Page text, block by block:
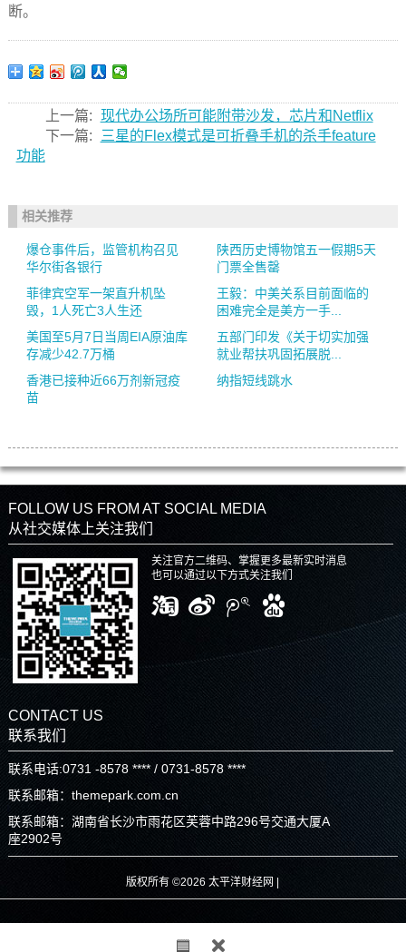
断。
上一篇: 现代办公场所可能附带沙发，芯片和Netflix
下一篇:
三星的Flex模式是可折叠手机的杀手feature
功能
相关推荐
爆仓事件后，监管机构召见
华尔街各银行
陕西历史博物馆五一假期5天
门票全售罄
菲律宾空军一架直升机坠
毁，1人死亡3人生还
王毅：中美关系目前面临的
困难完全是美方一手...
美国至5月7日当周EIA原油库
存减少42.7万桶
五部门印发《关于切实加强
就业帮扶巩固拓展脱...
香港已接种近66万剂新冠疫
苗
纳指短线跳水
FOLLOW US FROM AT SOCIAL MEDIA
从社交媒体上关注我们
关注官方二维码、掌握更多最新实时消息
也可以通过以下方式关注我们
CONTACT US
联系我们
联系电话:0731 -8578 **** / 0731-8578 ****
联系邮箱：themepark.com.cn
联系邮箱：湖南省长沙市雨花区芙蓉中路296号交通大厦A
座2902号
版权所有 ©2026 太平洋财经网 |